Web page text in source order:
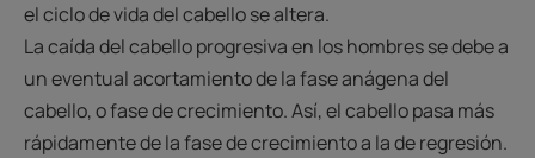
el ciclo de vida del cabello se altera.
La caída del cabello progresiva en los hombres se debe a
un eventual acortamiento de la fase anágena del
cabello, o fase de crecimiento. Así, el cabello pasa más
rápidamente de la fase de crecimiento a la de regresión.